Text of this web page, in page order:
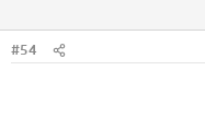
#54